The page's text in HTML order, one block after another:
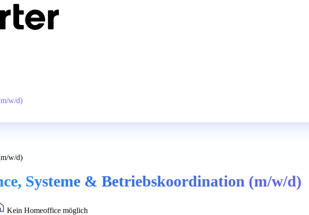
w/d)
w/d)
Systeme & Betriebskoordination (m/w/d)
Kein Homeoffice möglich